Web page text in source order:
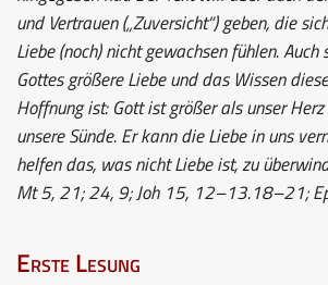
und Vertrauen („Zuversicht“) geben, die
Liebe (noch) nicht gewachsen fühlen.
Gottes größere Liebe und das Wissen
Hoffnung ist: Gott ist größer als unser
unsere Sünde. Er kann die Liebe in uns
helfen das, was nicht Liebe ist, zu
Mt 5, 21; 24, 9; Joh 15, 12–13.18–21;
Erste Lesung